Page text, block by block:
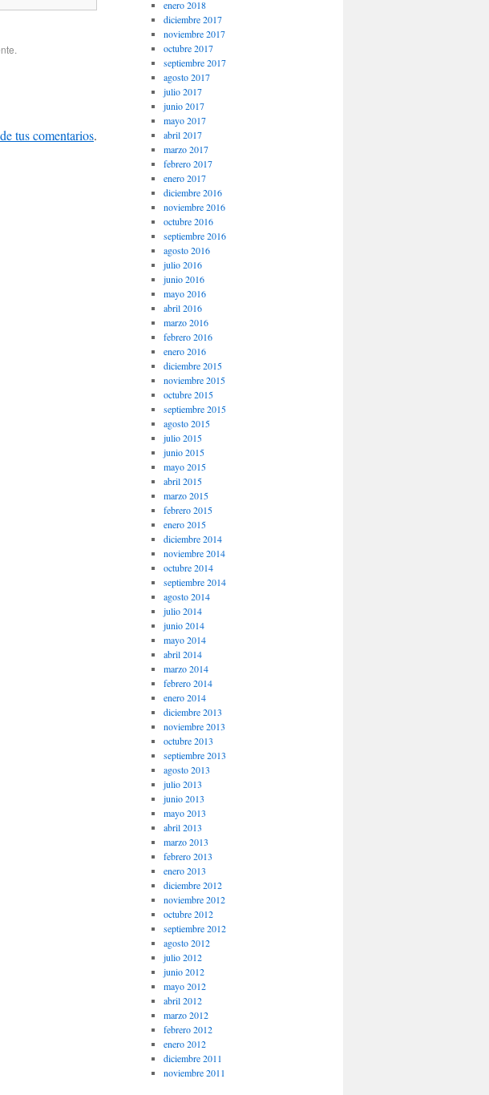
tus comentarios.
enero 2018
diciembre 2017
noviembre 2017
octubre 2017
septiembre 2017
agosto 2017
julio 2017
junio 2017
mayo 2017
abril 2017
marzo 2017
febrero 2017
enero 2017
diciembre 2016
noviembre 2016
octubre 2016
septiembre 2016
agosto 2016
julio 2016
junio 2016
mayo 2016
abril 2016
marzo 2016
febrero 2016
enero 2016
diciembre 2015
noviembre 2015
octubre 2015
septiembre 2015
agosto 2015
julio 2015
junio 2015
mayo 2015
abril 2015
marzo 2015
febrero 2015
enero 2015
diciembre 2014
noviembre 2014
octubre 2014
septiembre 2014
agosto 2014
julio 2014
junio 2014
mayo 2014
abril 2014
marzo 2014
febrero 2014
enero 2014
diciembre 2013
noviembre 2013
octubre 2013
septiembre 2013
agosto 2013
julio 2013
junio 2013
mayo 2013
abril 2013
marzo 2013
febrero 2013
enero 2013
diciembre 2012
noviembre 2012
octubre 2012
septiembre 2012
agosto 2012
julio 2012
junio 2012
mayo 2012
abril 2012
marzo 2012
febrero 2012
enero 2012
diciembre 2011
noviembre 2011